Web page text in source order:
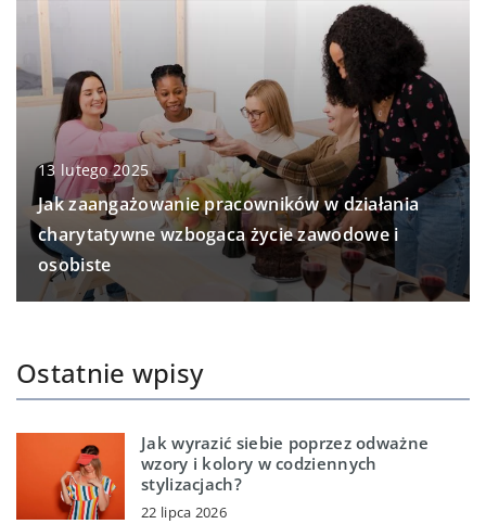
13 lutego 2025
Jak zaangażowanie pracowników w działania
charytatywne wzbogaca życie zawodowe i
osobiste
Ostatnie wpisy
Jak wyrazić siebie poprzez odważne
wzory i kolory w codziennych
stylizacjach?
22 lipca 2026